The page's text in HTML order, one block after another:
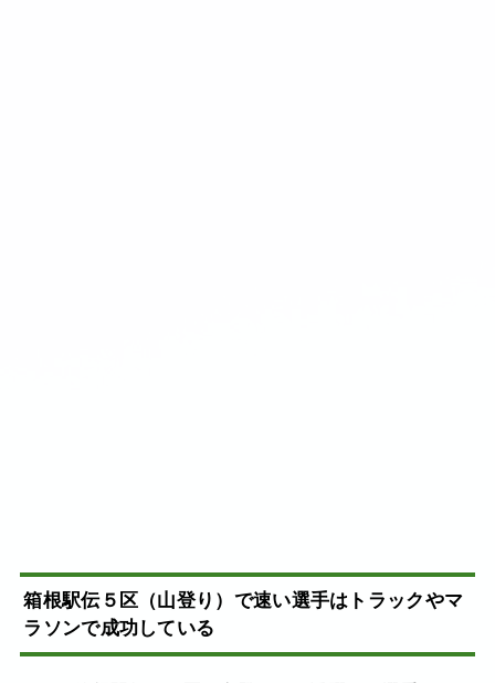
箱根駅伝５区（山登り）で速い選手はトラックやマ
ラソンで成功している